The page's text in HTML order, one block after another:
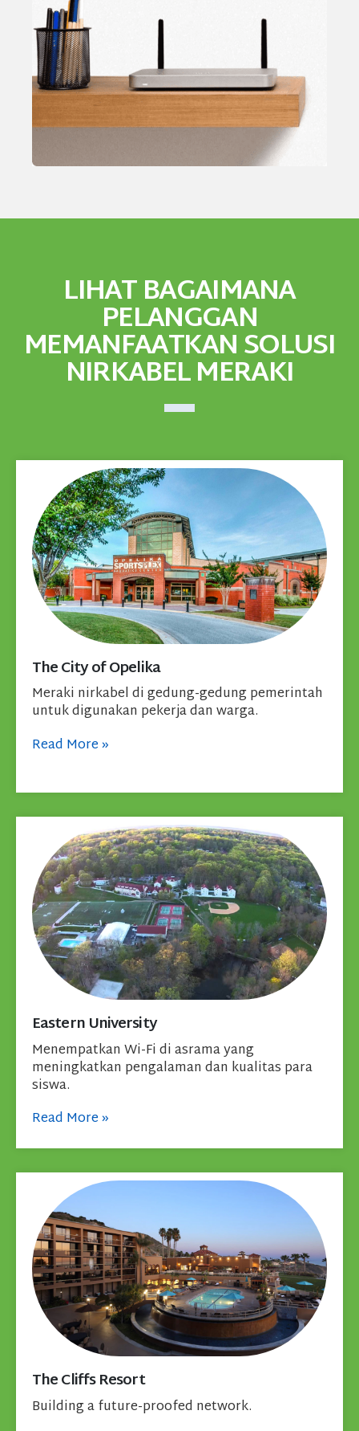
LIHAT BAGAIMANA
PELANGGAN
MEMANFAATKAN SOLUSI
NIRKABEL MERAKI
The City of Opelika
Meraki nirkabel di gedung-gedung pemerintah
untuk digunakan pekerja dan warga.
Read More»
Eastern University
Menempatkan Wi-Fi di asrama yang
meningkatkan pengalaman dan kualitas para
siswa.
Read More»
The Cliffs Resort
Building a future-proofed network.